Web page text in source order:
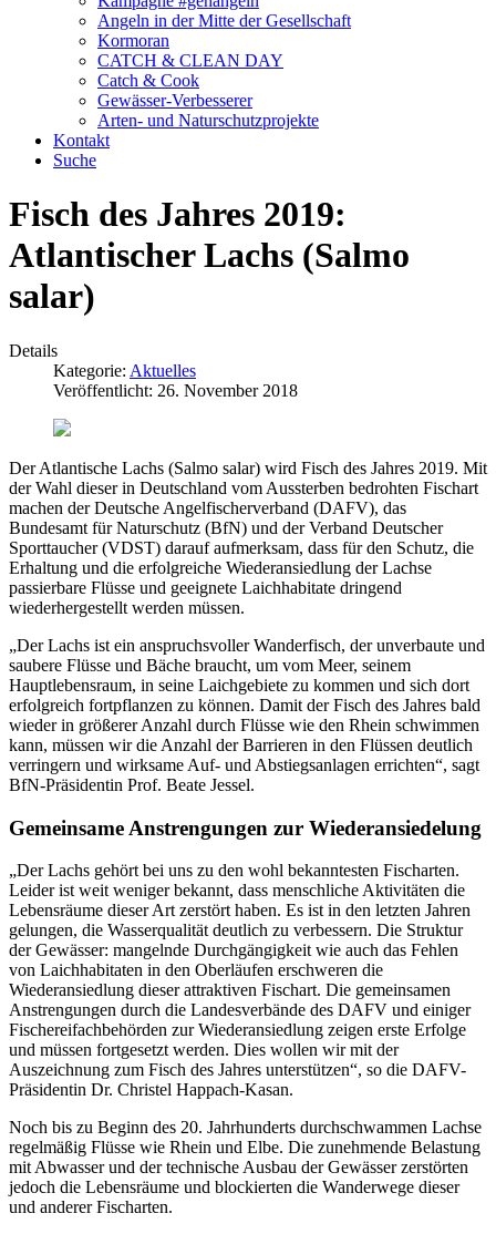
Angeln in der Mitte der Gesellschaft
Kormoran
CATCH & CLEAN DAY
Catch & Cook
Gewässer-Verbesserer
Arten- und Naturschutzprojekte
Kontakt
Suche
Fisch des Jahres 2019:
Atlantischer Lachs (Salmo
salar)
Details
Kategorie: Aktuelles
Veröffentlicht: 26. November 2018
Der Atlantische Lachs (Salmo salar) wird Fisch des Jahres 2019. Mit
der Wahl dieser in Deutschland vom Aussterben bedrohten Fischart
machen der Deutsche Angelfischerverband (DAFV), das
Bundesamt für Naturschutz (BfN) und der Verband Deutscher
Sporttaucher (VDST) darauf aufmerksam, dass für den Schutz, die
Erhaltung und die erfolgreiche Wiederansiedlung der Lachse
passierbare Flüsse und geeignete Laichhabitate dringend
wiederhergestellt werden müssen.
„Der Lachs ist ein anspruchsvoller Wanderfisch, der unverbaute und
saubere Flüsse und Bäche braucht, um vom Meer, seinem
Hauptlebensraum, in seine Laichgebiete zu kommen und sich dort
erfolgreich fortpflanzen zu können. Damit der Fisch des Jahres bald
wieder in größerer Anzahl durch Flüsse wie den Rhein schwimmen
kann, müssen wir die Anzahl der Barrieren in den Flüssen deutlich
verringern und wirksame Auf- und Abstiegsanlagen errichten“, sagt
BfN-Präsidentin Prof. Beate Jessel.
Gemeinsame Anstrengungen zur Wiederansiedelung
„Der Lachs gehört bei uns zu den wohl bekanntesten Fischarten.
Leider ist weit weniger bekannt, dass menschliche Aktivitäten die
Lebensräume dieser Art zerstört haben. Es ist in den letzten Jahren
gelungen, die Wasserqualität deutlich zu verbessern. Die Struktur
der Gewässer: mangelnde Durchgängigkeit wie auch das Fehlen
von Laichhabitaten in den Oberläufen erschweren die
Wiederansiedlung dieser attraktiven Fischart. Die gemeinsamen
Anstrengungen durch die Landesverbände des DAFV und einiger
Fischereifachbehörden zur Wiederansiedlung zeigen erste Erfolge
und müssen fortgesetzt werden. Dies wollen wir mit der
Auszeichnung zum Fisch des Jahres unterstützen“, so die DAFV-
Präsidentin Dr. Christel Happach-Kasan.
Noch bis zu Beginn des 20. Jahrhunderts durchschwammen Lachse
regelmäßig Flüsse wie Rhein und Elbe. Die zunehmende Belastung
mit Abwasser und der technische Ausbau der Gewässer zerstörten
jedoch die Lebensräume und blockierten die Wanderwege dieser
und anderer Fischarten.